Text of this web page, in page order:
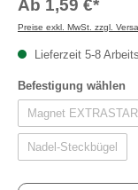
Ab 1,59 €*
Preise exkl. MwSt. zzgl.
Lieferzeit 5-8
Befestigung wählen
Magnet
Nadel-Steckbügel